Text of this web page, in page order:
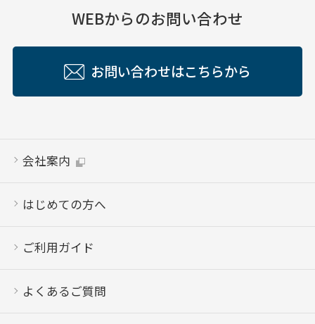
WEBからのお問い合わせ
お問い合わせはこちらから
会社案内
はじめての方へ
ご利用ガイド
よくあるご質問